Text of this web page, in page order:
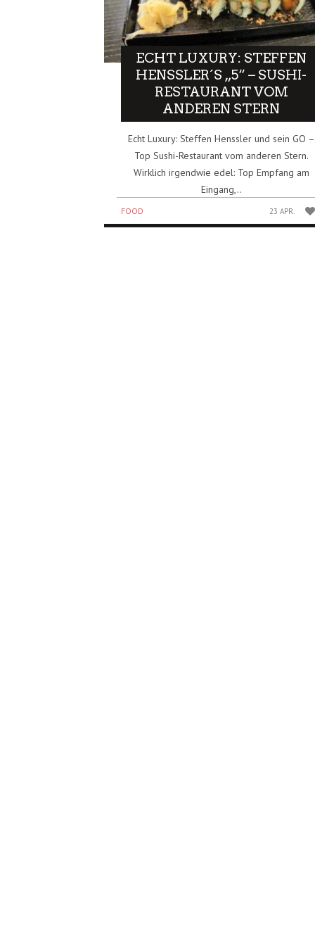
ECHT LUXURY: STEFFEN
HENSSLER´S „5“ – SUSHI-
RESTAURANT VOM
ANDEREN STERN
Echt Luxury: Steffen Henssler und sein GO –
Top Sushi-Restaurant vom anderen Stern.
Wirklich irgendwie edel: Top Empfang am
Eingang,..
FOOD 23 APR.